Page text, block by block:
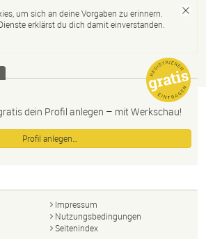
um sich an deine Vorgaben zu erinnern.
erklärst du dich damit einverstanden.
dein Profil anlegen – mit Werkschau!
Profil anlegen…
Impressum
Nutzungsbedingungen
Seitenindex